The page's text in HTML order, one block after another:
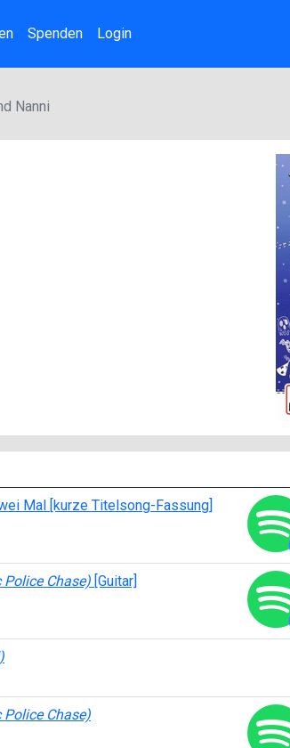
Spenden Login
Nanni
Mal [kurze Titelsong-Fassung]
Chase) [Guitar]
Chase)